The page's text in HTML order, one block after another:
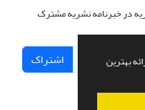
بهترین
در خبرنامه نشریه مشترک
اشتراک